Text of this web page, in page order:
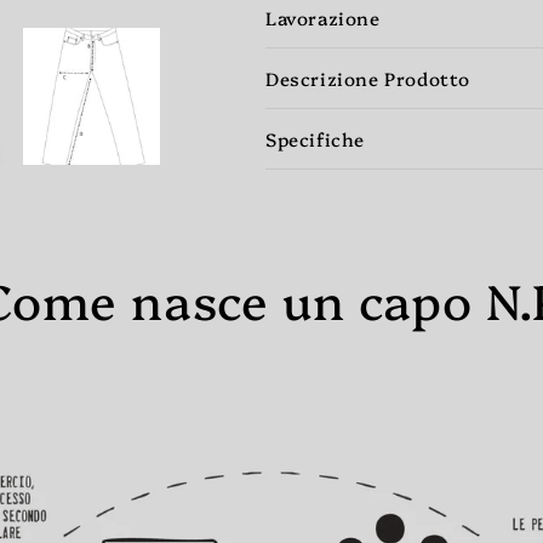
Lavorazione
Descrizione Prodotto
Specifiche
nasce un capo